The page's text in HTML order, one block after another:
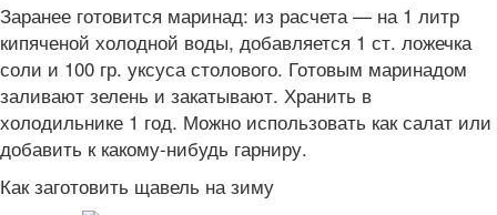
Заранее готовится маринад: из расчета — на 1 литр
кипяченой холодной воды, добавляется 1 ст. ложечка
соли и 100 гр. уксуса столового. Готовым маринадом
заливают зелень и закатывают. Хранить в
холодильнике 1 год. Можно использовать как салат или
добавить к какому-нибудь гарниру.
Как заготовить щавель на зиму